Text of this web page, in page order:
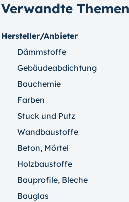
Verwandte Themen
Hersteller/Anbieter
Dämmstoffe
Gebäudeabdichtung
Bauchemie
Farben
Stuck und Putz
Wandbaustoffe
Beton, Mörtel
Holzbaustoffe
Bauprofile, Bleche
Bauglas